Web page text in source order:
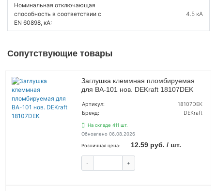
Номинальная отключающая
способность в соответствии с
EN 60898, кА:
4.5 кА
Сопутствующие товары
Заглушка клеммная пломбируемая
для ВА-101 нов. DEKraft 18107DEK
Артикул:
18107DEK
Бренд:
DEKraft
На складе 411 шт.
Обновлено 06.08.2026
Розничная цена: 12.59 руб. / шт.
- +